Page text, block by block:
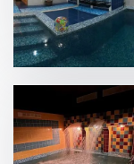
Бильярд
Кальян
Кухня